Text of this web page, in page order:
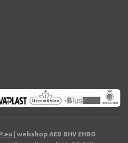
| webshop AED BHV EHBO